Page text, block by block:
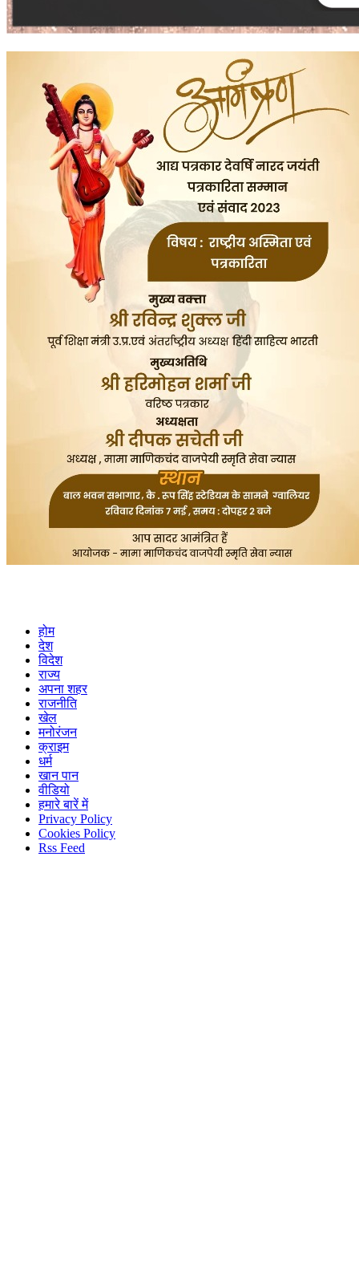
होम
देश
विदेश
राज्य
अपना शहर
राजनीति
खेल
मनोरंजन
क्राइम
धर्म
खान पान
वीडियो
हमारे बारें में
Privacy Policy
Cookies Policy
Rss Feed